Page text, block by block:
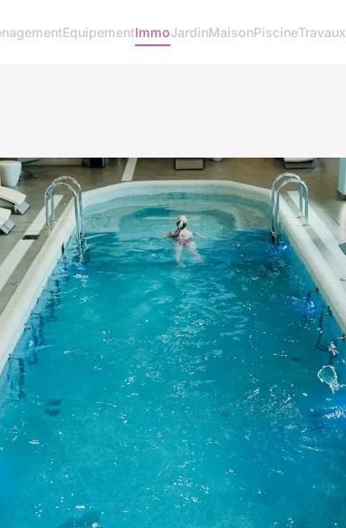
EquipementImmoJardinMaisonPiscineTravaux